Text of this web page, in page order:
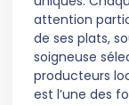
attention
de ses plats,
soigneuse
producteurs
est l’une des